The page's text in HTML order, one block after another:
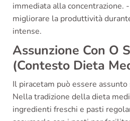
immediata alla concentrazione.
migliorare la produttività
intense.
Assunzione Con O
(Contesto Dieta
Il piracetam può essere assunto
Nella tradizione della dieta
ingredienti freschi e pasti